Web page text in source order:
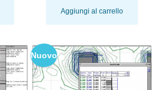
Aggiungi al carrello
Nuovo